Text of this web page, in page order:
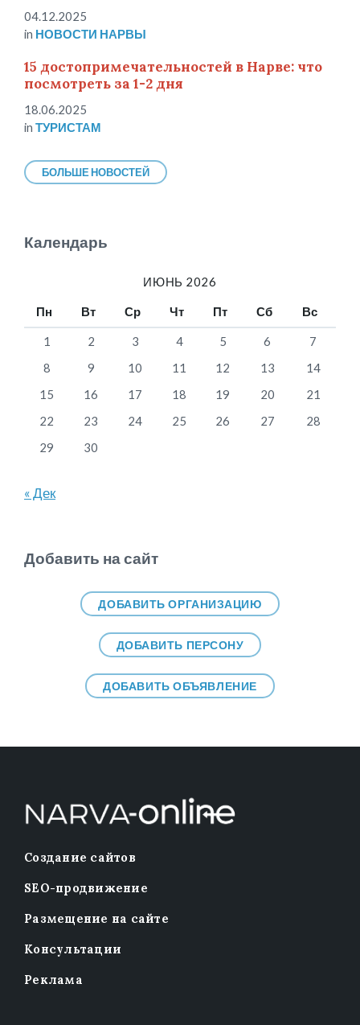
04.12.2025
in НОВОСТИ НАРВЫ
15 достопримечательностей в Нарве: что
посмотреть за 1-2 дня
18.06.2025
in ТУРИСТАМ
БОЛЬШЕ НОВОСТЕЙ
Календарь
ИЮНЬ 2026
Пн Вт Ср Чт Пт Сб Вс
1 2 3 4 5 6
7
8
9 10 11 12 13
14
15
16 17 18 19 20
21
22
23 24 25 26 27
28
29
30
« Дек
Добавить на сайт
ДОБАВИТЬ ОРГАНИЗАЦИЮ
ДОБАВИТЬ ПЕРСОНУ
ДОБАВИТЬ ОБЪЯВЛЕНИЕ
Создание сайтов
SEO-продвижение
Размещение на сайте
Консультации
Реклама